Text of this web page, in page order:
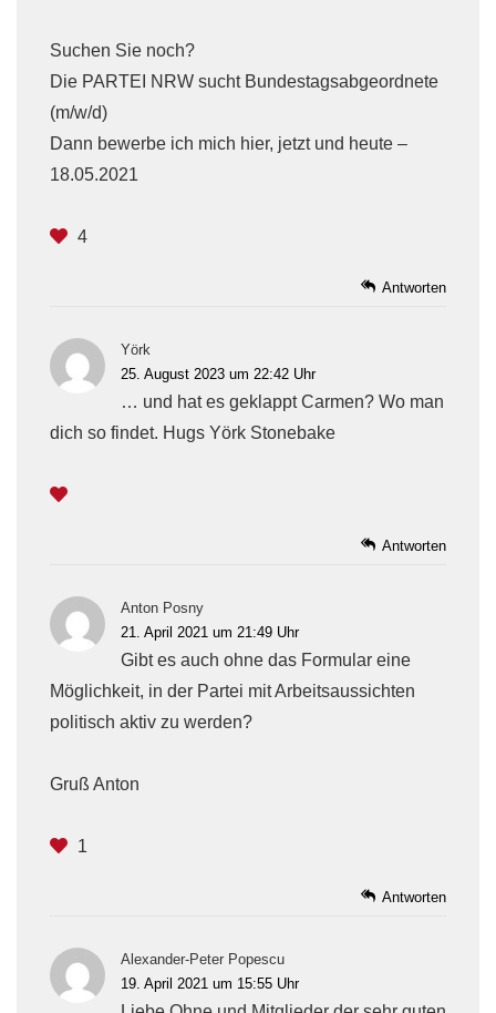
Suchen Sie noch?
Die PARTEI NRW sucht Bundestagsabgeordnete
(m/w/d)
Dann bewerbe ich mich hier, jetzt und heute –
18.05.2021
4
Antworten
Yörk
25. August 2023 um 22:42 Uhr
… und hat es geklappt Carmen? Wo man
dich so findet. Hugs Yörk Stonebake
Antworten
Anton Posny
21. April 2021 um 21:49 Uhr
Gibt es auch ohne das Formular eine
Möglichkeit, in der Partei mit Arbeitsaussichten
politisch aktiv zu werden?
Gruß Anton
1
Antworten
Alexander-Peter Popescu
19. April 2021 um 15:55 Uhr